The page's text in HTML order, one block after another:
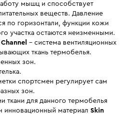
мышц и способствует
веществ. Давление
по горизонтали, функции кожи
участка остаются неизменными.
- система вентиляционных
ткань термобелья.
зон.
спортсмен регулирует сам
зон.
ткани для данного термобелья
инновационный материал Skin